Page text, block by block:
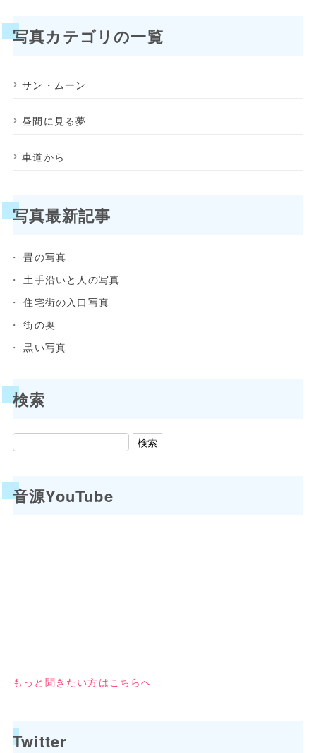
写真カテゴリの一覧
サン・ムーン
昼間に見る夢
車道から
写真最新記事
畳の写真
土手沿いと人の写真
住宅街の入口写真
街の奥
黒い写真
検索
音源YouTube
もっと聞きたい方はこちらへ
Twitter